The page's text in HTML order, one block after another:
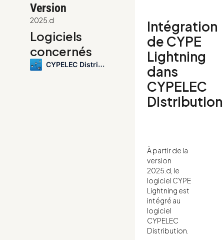
Version
2025.d
Logiciels
concernés
CYPELEC Distribution
Intégration
de CYPE
Lightning
dans
CYPELEC
Distribution
À partir de la
version
2025.d, le
logiciel CYPE
Lightning est
intégré au
logiciel
CYPELEC
Distribution.